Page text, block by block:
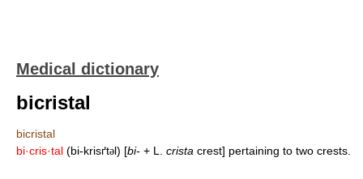
Medical dictionary
bicristal
bicristal
bi·cris·tal (bi-krisґtəl) [bi- + L. crista crest] pertaining to two crests.